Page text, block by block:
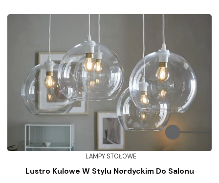
LAMPY STOŁOWE
Lustro Kulowe W Stylu Nordyckim Do Salonu